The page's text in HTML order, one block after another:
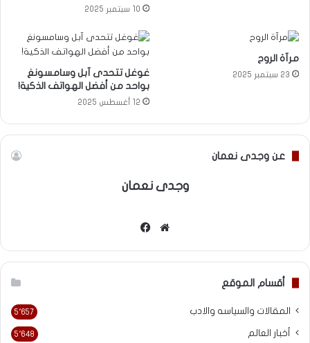
10 سبتمبر 2025
مرآة الروح
23 سبتمبر 2025
غوغل تتحدى آبل وسامسونغ
بواحد من أفضل الهواتف الذكية!
12 أغسطس 2025
عن وجدى نعمان
وجدى نعمان
موقع
أقسام الموقع
المقالات والسياسه والادب 5٬657
أخبار العالم 5٬648